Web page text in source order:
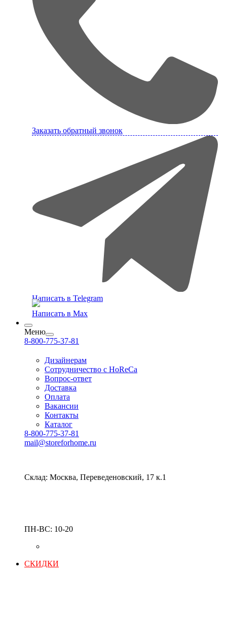
Заказать обратный звонок
Написать в Telegram
Написать в Max
Меню
8-800-775-37-81
Дизайнерам
Сотрудничество с HoReCa
Вопрос-ответ
Доставка
Оплата
Вакансии
Контакты
Каталог
8-800-775-37-81
mail@storeforhome.ru
Склад: Москва, Переведеновский, 17 к.1
ПН-ВС: 10-20
СКИДКИ